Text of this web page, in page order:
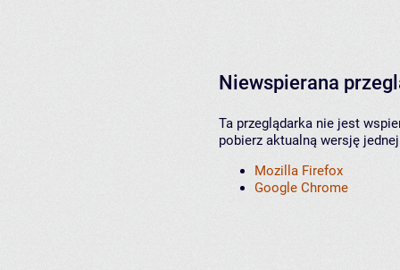
Niewspierana
Ta przeglądarka nie jest
pobierz aktualną wersję
Mozilla Firefox
Google Chrome